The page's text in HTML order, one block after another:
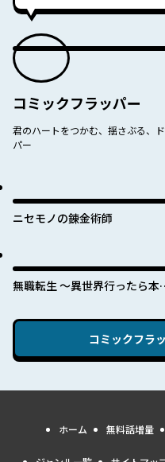
コミックフラッパー
君のハートをつかむ、揺さぶる、
パー
ニセモノの錬金術師
無職転生 ～異世界行ったら本
コミックフラ
ホーム 無料話増量